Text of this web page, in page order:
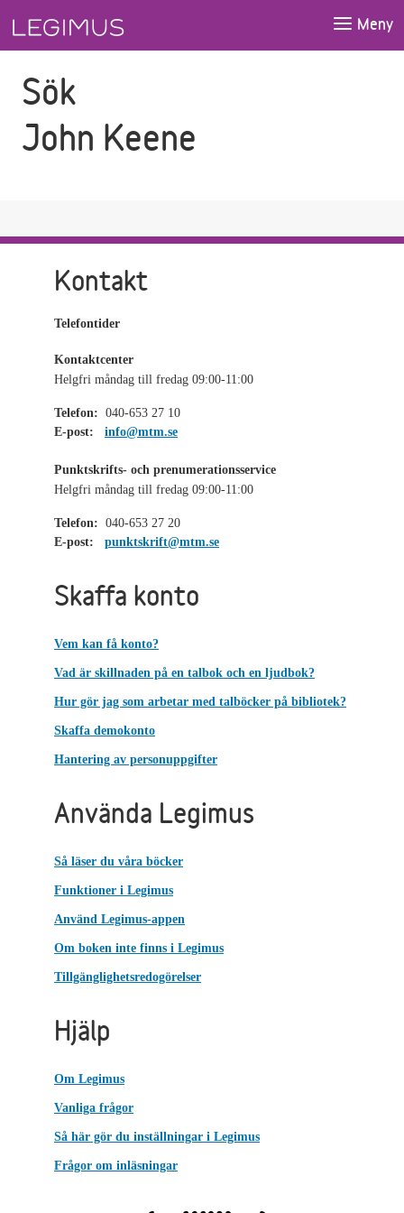
Meny
Sök
John Keene
Kontakt
Telefontider
Kontaktcenter
Helgfri måndag till fredag 09:00-11:00
Telefon: 040-653 27 10
E-post:
info@mtm.se
Punktskrifts- och prenumerationsservice
Helgfri måndag till fredag 09:00-11:00
Telefon: 040-653 27 20
E-post:
punktskrift@mtm.se
Skaffa konto
Vem kan få konto?
Vad är skillnaden på en talbok och en ljudbok?
Hur gör jag som arbetar med talböcker på bibliotek?
Skaffa demokonto
Hantering av personuppgifter
Använda Legimus
Så läser du våra böcker
Funktioner i Legimus
Använd Legimus-appen
Om boken inte finns i Legimus
Tillgänglighetsredogörelser
Hjälp
Om Legimus
Vanliga frågor
Så här gör du inställningar i Legimus
Frågor om inläsningar